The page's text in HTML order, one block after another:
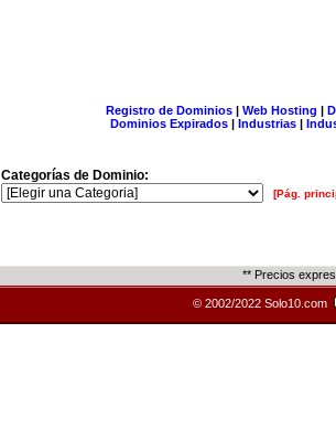
Registro de Dominios| Web Hosting |
Dominios Expirados | Industrias |
Categorías de Dominio:
[Pág.
** Precios
© 2002/2022 Solo10.com